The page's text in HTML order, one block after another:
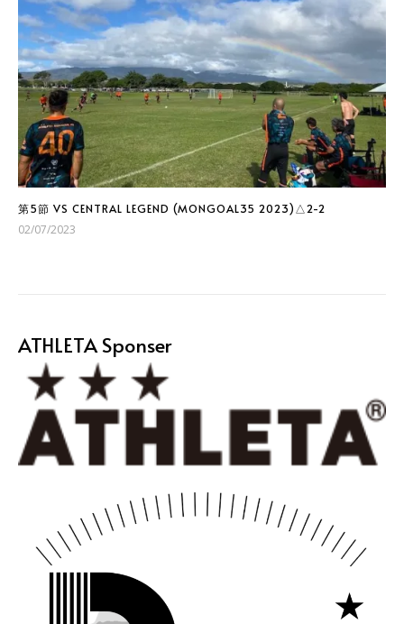
第5節 VS CENTRAL LEGEND (MONGOAL35 2023)△2-2
02/07/2023
ATHLETA Sponser